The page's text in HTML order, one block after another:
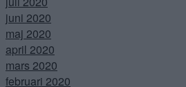
juni 2020
maj 2020
april 2020
mars 2020
februari 2020